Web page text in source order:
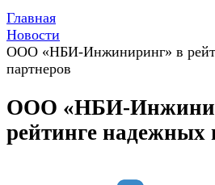
Главная
Новости
ООО «НБИ-Инжиниринг» в
партнеров
ООО «НБИ-
рейтинге надежных